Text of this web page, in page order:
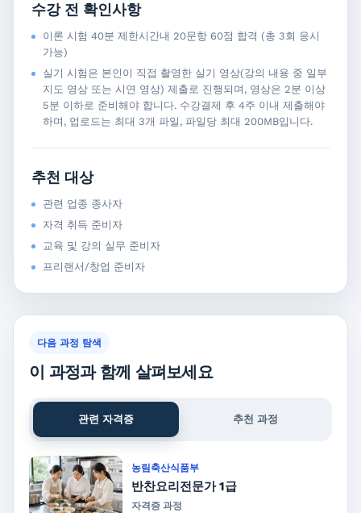
수강 전 확인사항
이론 시험 40분 제한시간내 20문항 60점 합격 (총 3회 응시
가능)
실기 시험은 본인이 직접 촬영한 실기 영상(강의 내용 중 일부
지도 영상 또는 시연 영상) 제출로 진행되며, 영상은 2분 이상
5분 이하로 준비해야 합니다. 수강결제 후 4주 이내 제출해야
하며, 업로드는 최대 3개 파일, 파일당 최대 200MB입니다.
추천 대상
관련 업종 종사자
자격 취득 준비자
교육 및 강의 실무 준비자
프리랜서/창업 준비자
다음 과정 탐색
이 과정과 함께 살펴보세요
관련 자격증 추천 과정
농림축산식품부
반찬요리전문가 1급
자격증 과정